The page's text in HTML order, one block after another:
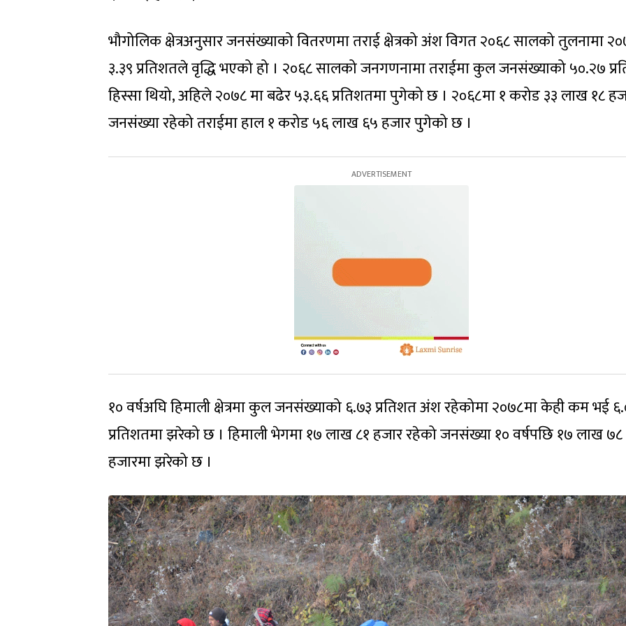
भौगोलिक क्षेत्रअनुसार जनसंख्याको वितरणमा तराई क्षेत्रको अंश विगत २०६८ सालको तुलनामा
३.३९ प्रतिशतले वृद्धि भएको हो । २०६८ सालको जनगणनामा तराईमा कुल जनसंख्याको ५०.२७
हिस्सा थियो, अहिले २०७८ मा बढेर ५३.६६ प्रतिशतमा पुगेको छ । २०६८मा १ करोड ३३ लाख १८
जनसंख्या रहेको तराईमा हाल १ करोड ५६ लाख ६५ हजार पुगेको छ ।
१० वर्षअघि हिमाली क्षेत्रमा कुल जनसंख्याको ६.७३ प्रतिशत अंश रहेकोमा २०७८मा केही कम भई
प्रतिशतमा झरेको छ । हिमाली भेगमा १७ लाख ८१ हजार रहेको जनसंख्या १० वर्षपछि १७ लाख ७८
हजारमा झरेको छ ।